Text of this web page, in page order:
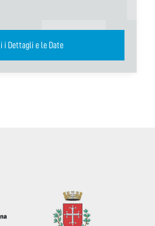
i Dettagli e le Date